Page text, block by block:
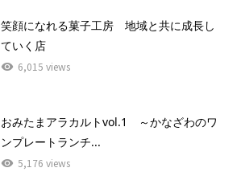
笑顔になれる菓子工房 地域と共に成長し
ていく店
6,015 views
おみたまアラカルトvol.1 ～かなざわのワ
ンプレートランチ...
5,176 views